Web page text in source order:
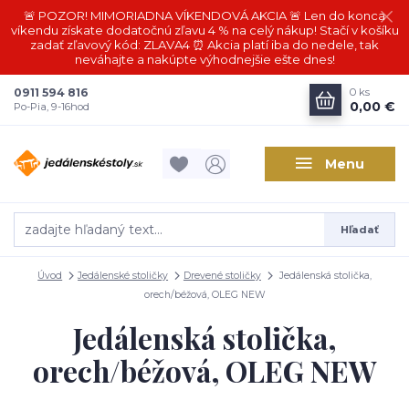
🚨 POZOR! MIMORIADNA VÍKENDOVÁ AKCIA 🚨 Len do konca
víkendu získate dodatočnú zľavu 4 % na celý nákup! Stačí v košíku
zadať zľavový kód: ZLAVA4 ⏰ Akcia platí iba do nedele, tak
neváhajte a nakúpte výhodnejšie ešte dnes!
Menu
Hľadať
0911 594 816
Po-Pia, 9-16hod
0 ks
0,00 €
Úvod Jedálenské stoličky Drevené stoličky
Jedálenská stolička,
orech/béžová, OLEG NEW
Jedálenská stolička,
orech/béžová, OLEG NEW